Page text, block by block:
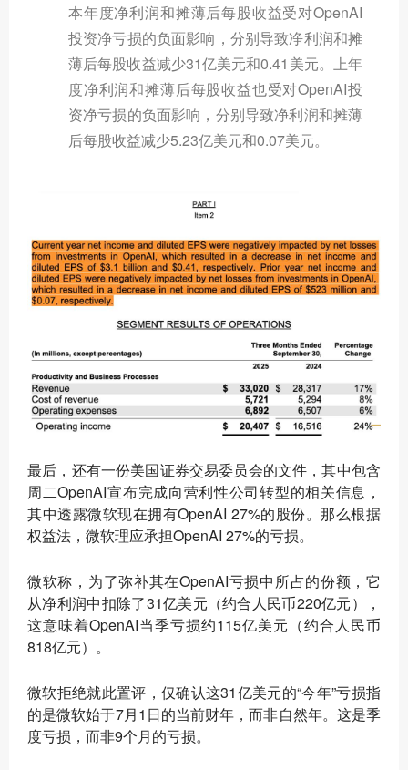
本年度净利润和摊薄后每股收益受对OpenAI
投资净亏损的负面影响，分别导致净利润和摊
薄后每股收益减少31亿美元和0.41美元。上年
度净利润和摊薄后每股收益也受对OpenAI投
资净亏损的负面影响，分别导致净利润和摊薄
后每股收益减少5.23亿美元和0.07美元。
最后，还有一份美国证券交易委员会的文件，其中包含
周二OpenAI宣布完成向营利性公司转型的相关信息，
其中透露微软现在拥有OpenAI 27%的股份。那么根据
权益法，微软理应承担OpenAI 27%的亏损。
微软称，为了弥补其在OpenAI亏损中所占的份额，它
从净利润中扣除了31亿美元（约合人民币220亿元），
这意味着OpenAI当季亏损约115亿美元（约合人民币
818亿元）。
微软拒绝就此置评，仅确认这31亿美元的“今年”亏损指
的是微软始于7月1日的当前财年，而非自然年。这是季
度亏损，而非9个月的亏损。